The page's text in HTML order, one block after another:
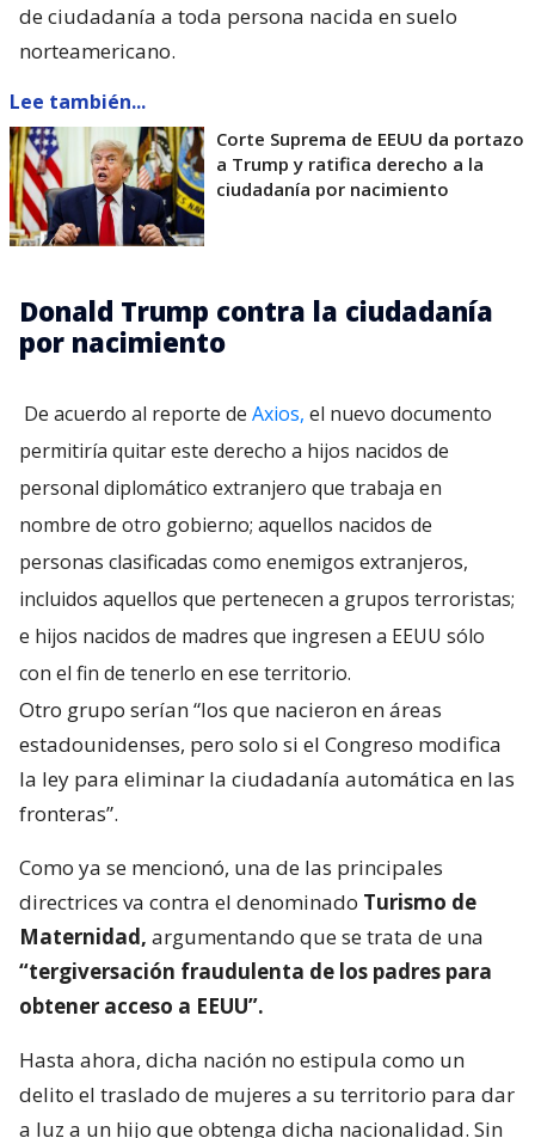
de ciudadanía a toda persona nacida en suelo
norteamericano.
Lee también...
Corte Suprema de EEUU da portazo
a Trump y ratifica derecho a la
ciudadanía por nacimiento
Donald Trump contra la ciudadanía
por nacimiento
De acuerdo al reporte de Axios, el nuevo documento
permitiría quitar este derecho a hijos nacidos de
personal diplomático extranjero que trabaja en
nombre de otro gobierno; aquellos nacidos de
personas clasificadas como enemigos extranjeros,
incluidos aquellos que pertenecen a grupos terroristas;
e hijos nacidos de madres que ingresen a EEUU sólo
con el fin de tenerlo en ese territorio.
Otro grupo serían “los que nacieron en áreas
estadounidenses, pero solo si el Congreso modifica
la ley para eliminar la ciudadanía automática en las
fronteras”.
Como ya se mencionó, una de las principales
directrices va contra el denominado Turismo de
Maternidad, argumentando que se trata de una
“tergiversación fraudulenta de los padres para
obtener acceso a EEUU”.
Hasta ahora, dicha nación no estipula como un
delito el traslado de mujeres a su territorio para dar
a luz a un hijo que obtenga dicha nacionalidad. Sin